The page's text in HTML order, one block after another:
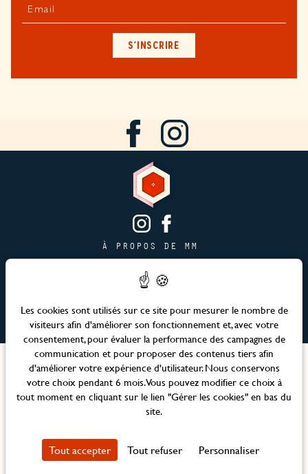
Email
S'INSCRIRE
À PROPOS DE MM
PAGE JOBS
PUBLICITÉ & PARTENARIATS
PLAN DU SITE
Langues
Site officiel – Maison Mère © 2026 Tous droits réservés
Politique de confidentialité
Les cookies sont utilisés sur ce site pour mesurer le nombre de
visiteurs afin d'améliorer son fonctionnement et, avec votre
consentement, pour évaluer la performance des campagnes de
communication et pour proposer des contenus tiers afin
d'améliorer votre expérience d'utilisateur. Nous conservons
votre choix pendant 6 mois. Vous pouvez modifier ce choix à
tout moment en cliquant sur le lien "Gérer les cookies" en bas du
site.
Tout accepter Tout refuser
Personnaliser